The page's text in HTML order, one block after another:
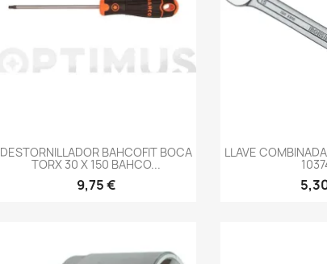
-->
DESTORNILLADOR BAHCOFIT BOCA
TORX 30 X 150 BAHCO...
9,75 €
-->
LLAVE